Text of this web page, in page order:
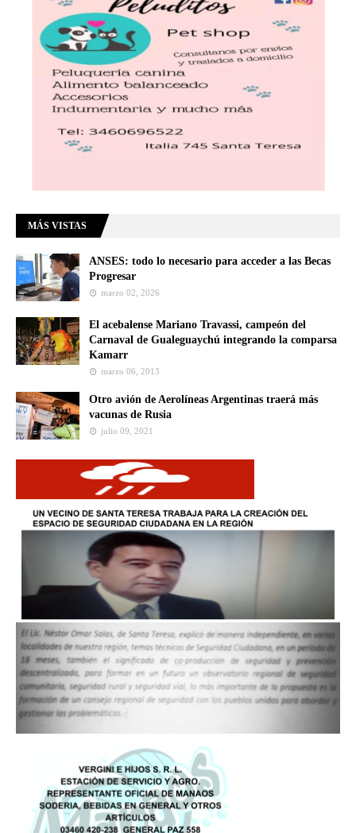
MÁS VISTAS
ANSES: todo lo necesario para acceder a las Becas
Progresar
marzo 02, 2026
El acebalense Mariano Travassi, campeón del
Carnaval de Gualeguaychú integrando la comparsa
Kamarr
marzo 06, 2013
Otro avión de Aerolíneas Argentinas traerá más
vacunas de Rusia
julio 09, 2021